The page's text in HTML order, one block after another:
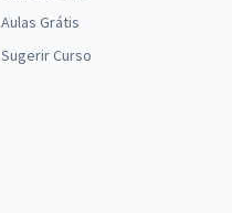
Aulas Grátis
Sugerir Curso